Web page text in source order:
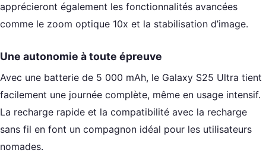
apprécieront également les fonctionnalités avancées
comme le zoom optique 10x et la stabilisation d’image.
Une autonomie à toute épreuve
Avec une batterie de 5 000 mAh, le Galaxy S25 Ultra tient
facilement une journée complète, même en usage intensif.
La recharge rapide et la compatibilité avec la recharge
sans fil en font un compagnon idéal pour les utilisateurs
nomades.